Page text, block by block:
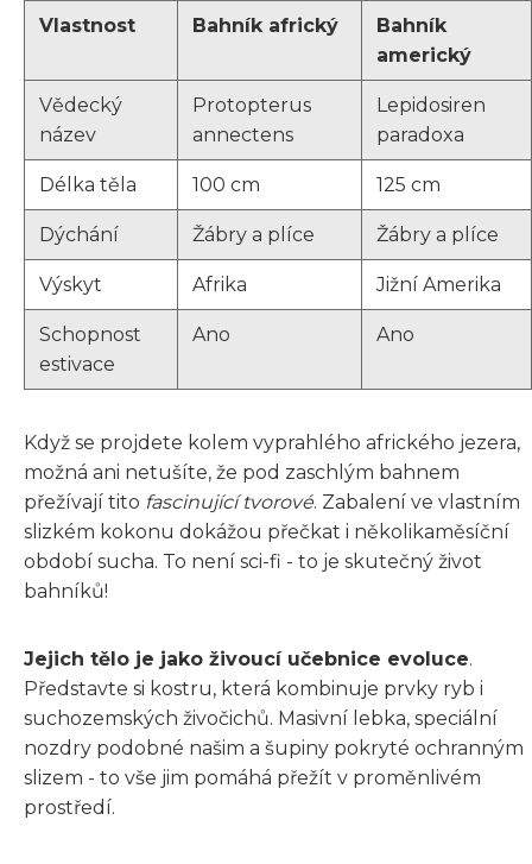
Vlastnost Bahník africký
Bahník
americký
Vědecký
název
Protopterus
annectens
Lepidosiren
paradoxa
Délka těla 100 cm 125 cm
Dýchání Žábry a plíce Žábry a plíce
Výskyt Afrika Jižní Amerika
Schopnost
estivace
Ano Ano
Když se projdete kolem vyprahlého afrického jezera,
možná ani netušíte, že pod zaschlým bahnem
přežívají tito fascinující tvorové. Zabalení ve vlastním
slizkém kokonu dokážou přečkat i několikaměsíční
období sucha. To není sci-fi - to je skutečný život
bahníků!
Jejich tělo je jako živoucí učebnice evoluce.
Představte si kostru, která kombinuje prvky ryb i
suchozemských živočichů. Masivní lebka, speciální
nozdry podobné našim a šupiny pokryté ochranným
slizem - to vše jim pomáhá přežít v proměnlivém
prostředí.